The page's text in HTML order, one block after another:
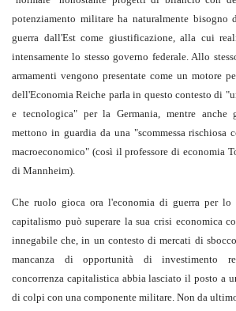
potenziamento militare ha naturalmente
guerra dall'Est come giustificazione, alla cui
intensamente lo stesso governo federale. Allo
armamenti vengono presentate come un motore
dell'Economia Reiche parla in questo contesto di
e tecnologica" per la Germania, mentre anche
mettono in guardia da una "scommessa rischiosa
macroeconomico" (così il professore di economia
di Mannheim).
Che ruolo gioca ora l'economia di guerra per
capitalismo può superare la sua crisi economica
innegabile che, in un contesto di mercati di
mancanza di opportunità di investimento
concorrenza capitalistica abbia lasciato il posto a
di colpi con una componente militare. Non da